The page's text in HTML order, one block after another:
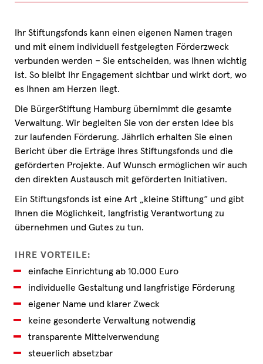
Ihr Stiftungsfonds kann einen eigenen Namen tragen
und mit einem individuell festgelegten Förderzweck
verbunden werden – Sie entscheiden, was Ihnen wichtig
ist. So bleibt Ihr Engagement sichtbar und wirkt dort, wo
es Ihnen am Herzen liegt.
Die BürgerStiftung Hamburg übernimmt die gesamte
Verwaltung. Wir begleiten Sie von der ersten Idee bis
zur laufenden Förderung. Jährlich erhalten Sie einen
Bericht über die Erträge Ihres Stiftungsfonds und die
geförderten Projekte. Auf Wunsch ermöglichen wir auch
den direkten Austausch mit geförderten Initiativen.
Ein Stiftungsfonds ist eine Art „kleine Stiftung“ und gibt
Ihnen die Möglichkeit, langfristig Verantwortung zu
übernehmen und Gutes zu tun.
IHRE VORTEILE:
einfache Einrichtung ab 10.000 Euro
individuelle Gestaltung und langfristige Förderung
eigener Name und klarer Zweck
keine gesonderte Verwaltung notwendig
transparente Mittelverwendung
steuerlich absetzbar